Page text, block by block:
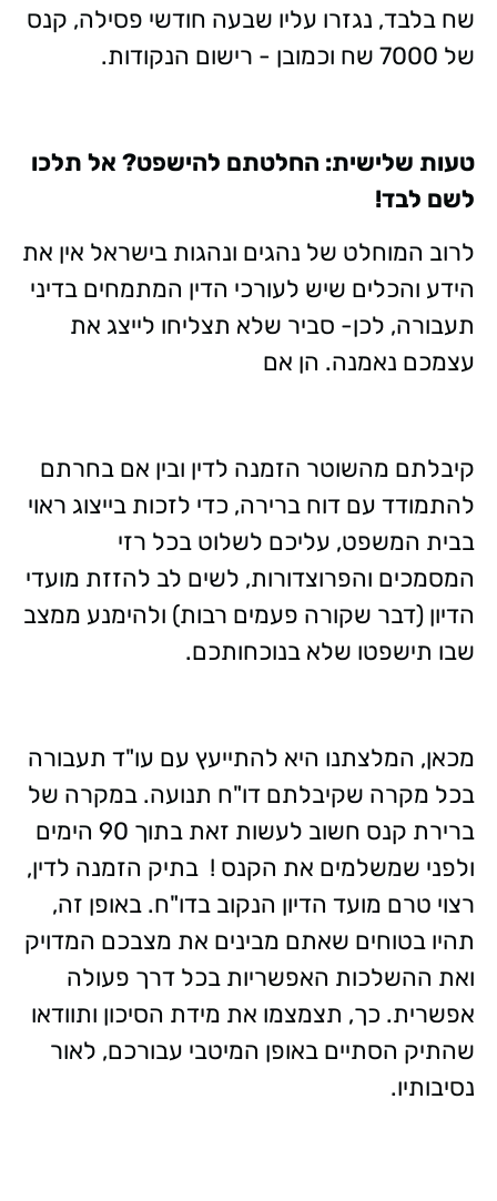
שח בלבד, נגזרו עליו שבעה חודשי פסילה, קנס
של 7000 שח וכמובן - רישום הנקודות.
טעות שלישית: החלטתם להישפט? אל תלכו
לשם לבד!
לרוב המוחלט של נהגים ונהגות בישראל אין את
הידע והכלים שיש לעורכי הדין המתמחים בדיני
תעבורה, לכן- סביר שלא תצליחו לייצג את
עצמכם נאמנה. הן אם
קיבלתם מהשוטר הזמנה לדין ובין אם בחרתם
להתמודד עם דוח ברירה, כדי לזכות בייצוג ראוי
בבית המשפט, עליכם לשלוט בכל רזי
המסמכים והפרוצדורות, לשים לב להזזת מועדי
הדיון (דבר שקורה פעמים רבות) ולהימנע ממצב
שבו תישפטו שלא בנוכחותכם.
מכאן, המלצתנו היא להתייעץ עם עו"ד תעבורה
בכל מקרה שקיבלתם דו"ח תנועה. במקרה של
ברירת קנס חשוב לעשות זאת בתוך 90 הימים
ולפני שמשלמים את הקנס ! בתיק הזמנה לדין,
רצוי טרם מועד הדיון הנקוב בדו"ח. באופן זה,
תהיו בטוחים שאתם מבינים את מצבכם המדויק
ואת ההשלכות האפשריות בכל דרך פעולה
אפשרית. כך, תצמצמו את מידת הסיכון ותוודאו
שהתיק הסתיים באופן המיטבי עבורכם, לאור
נסיבותיו.